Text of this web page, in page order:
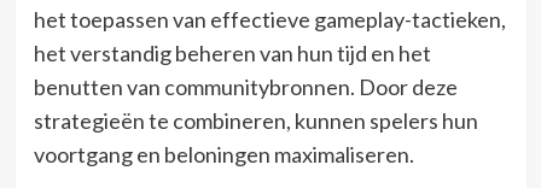
het toepassen van effectieve gameplay-tactieken,
het verstandig beheren van hun tijd en het
benutten van communitybronnen. Door deze
strategieën te combineren, kunnen spelers hun
voortgang en beloningen maximaliseren.